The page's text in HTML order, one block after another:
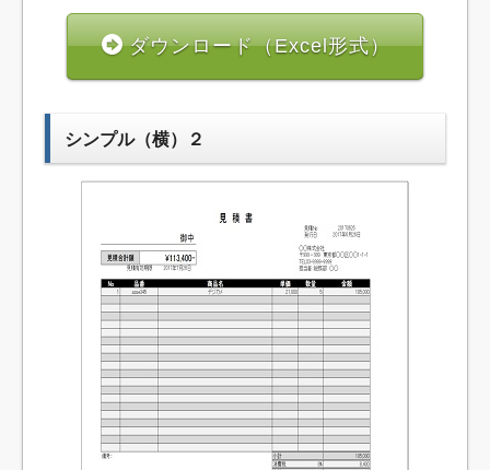
ダウンロード（Excel形式）
シンプル（横）２